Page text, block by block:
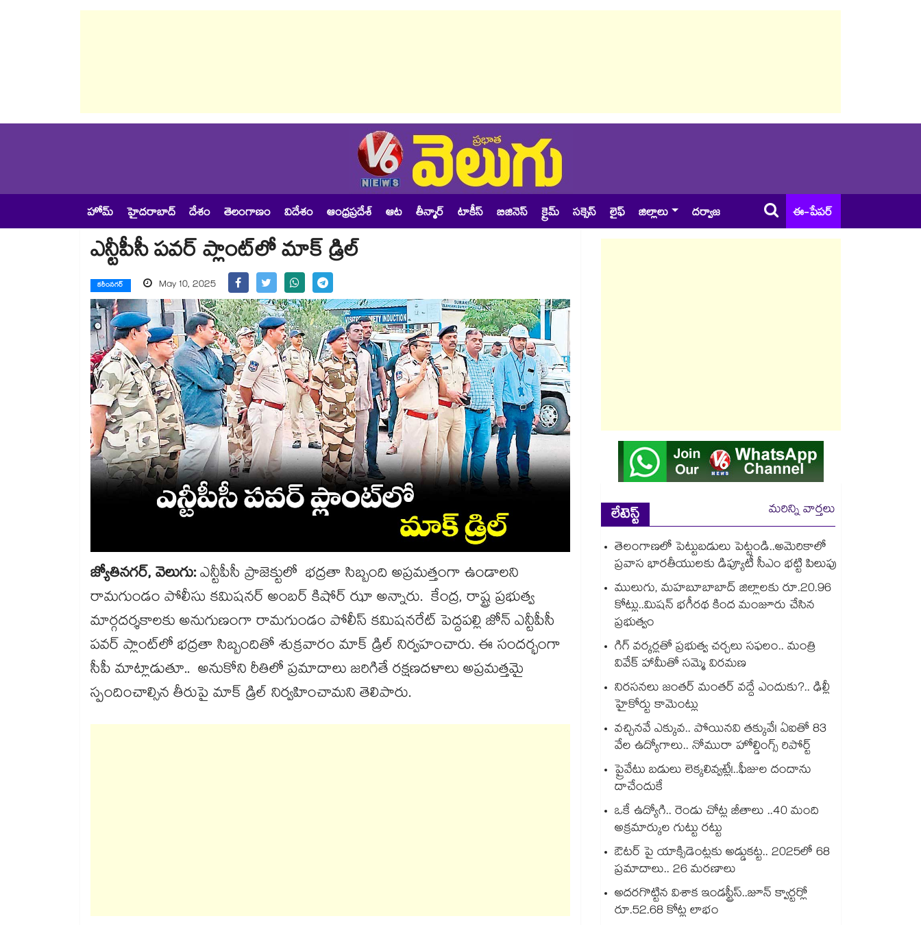
హోమ్ హైదరాబాద్ దేశం తెలంగాణం విదేశం ఆంధ్రప్రదేశ్ ఆట తీన్మార్ టాకీస్ బిజినెస్ క్రైమ్ సక్సెస్ లైఫ్ జిల్లాలు దర్వాజ ఈ-పేపర్
ఎన్టీపీసీ పవర్ ప్లాంట్‌‌‌‌‌‌‌‌‌‌‌‌‌‌‌‌లో మాక్ డ్రిల్
కరీంనగర్ May 10, 2025
జ్యోతినగర్, వెలుగు:ఎన్టీపీసీ ప్రాజెక్టులో భద్రతా సిబ్బంది అప్రమత్తంగా ఉండాలని
రామగుండం పోలీసు కమిషనర్ అంబర్ కిషోర్ ఝా అన్నారు. కేంద్ర, రాష్ట్ర ప్రభుత్వ
మార్గదర్శకాలకు అనుగుణంగా రామగుండం పోలీస్ కమిషనరేట్ పెద్దపల్లి జోన్ ఎన్టీపీసీ
పవర్ ప్లాంట్‌‌‌‌‌‌‌‌‌‌‌‌‌‌‌‌లో భద్రతా సిబ్బందితో శుక్రవారం మాక్ డ్రిల్ నిర్వహంచారు. ఈ సందర్భంగా
సీపీ మాట్లాడుతూ.. అనుకోని రీతిలో ప్రమాదాలు జరిగితే రక్షణదళాలు అప్రమత్తమై
స్పందించాల్సిన తీరుపై మాక్ డ్రిల్ నిర్వహించామని తెలిపారు.
లేటెస్ట్
మరిన్ని వార్తలు
తెలంగాణలో పెట్టుబడులు పెట్టండి..అమెరికాలో
ప్రవాస భారతీయులకు డిప్యూటీ సీఎం భట్టి పిలుపు
ములుగు, మహబూబాబాద్ జిల్లాలకు రూ.20.96
కోట్లు..మిషన్ భగీరథ కింద మంజూరు చేసిన
ప్రభుత్వం
గిగ్‌‌‌‌‌‌‌‌‌‌‌‌‌‌‌‌ వర్కర్లతో ప్రభుత్వ చర్చలు సఫలం.. మంత్రి
వివేక్ హామీతో సమ్మె విరమణ
నిరసనలు జంతర్ మంతర్ వద్దే ఎందుకు?.. ఢిల్లీ
హైకోర్టు కామెంట్లు
వచ్చినవే ఎక్కువ.. పోయినవి తక్కువే! ఏఐతో 83
వేల ఉద్యోగాలు.. నోమురా హోల్డింగ్స్ రిపోర్ట్
ప్రైవేటు బడులు లెక్కలివ్వట్లే!..ఫీజుల దందాను
దాచేందుకే
ఒకే ఉద్యోగి.. రెండు చోట్ల జీతాలు ..40 మంది
అక్రమార్కుల గుట్టు రట్టు
ఔటర్ పై యాక్సిడెంట్లకు అడ్డుకట్ట.. 2025లో 68
ప్రమాదాలు.. 26 మరణాలు
అదరగొట్టిన విశాక ఇండస్ట్రీస్..జూన్ క్వార్టర్లో
రూ.52.68 కోట్ల లాభం